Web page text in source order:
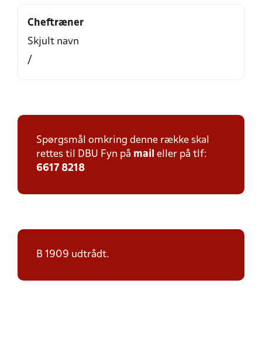
Cheftræner
Skjult navn
/
Spørgsmål omkring denne række skal
rettes til DBU Fyn på mail eller på tlf:
6617 8218
B 1909 udtrådt.